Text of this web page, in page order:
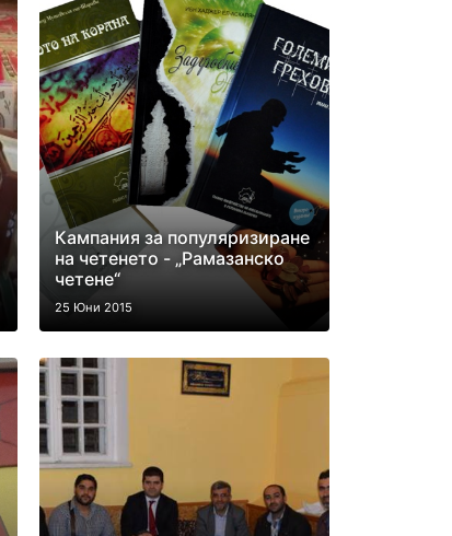
Кампания за популяризиране
на четенето - „Рамазанско
четене“
25 Юни 2015